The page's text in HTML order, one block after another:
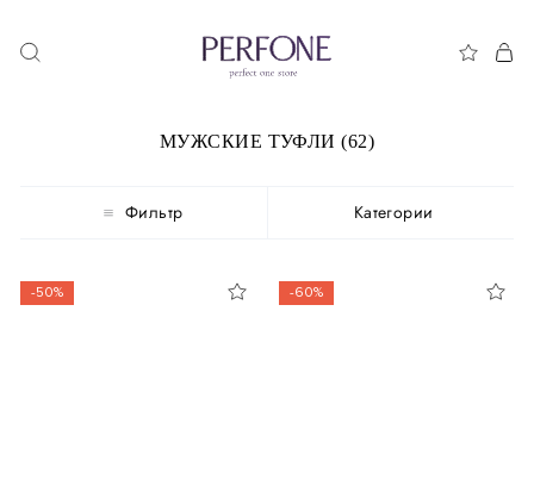
МУЖСКИЕ ТУФЛИ (62)
Фильтр Категории
-50% -60%